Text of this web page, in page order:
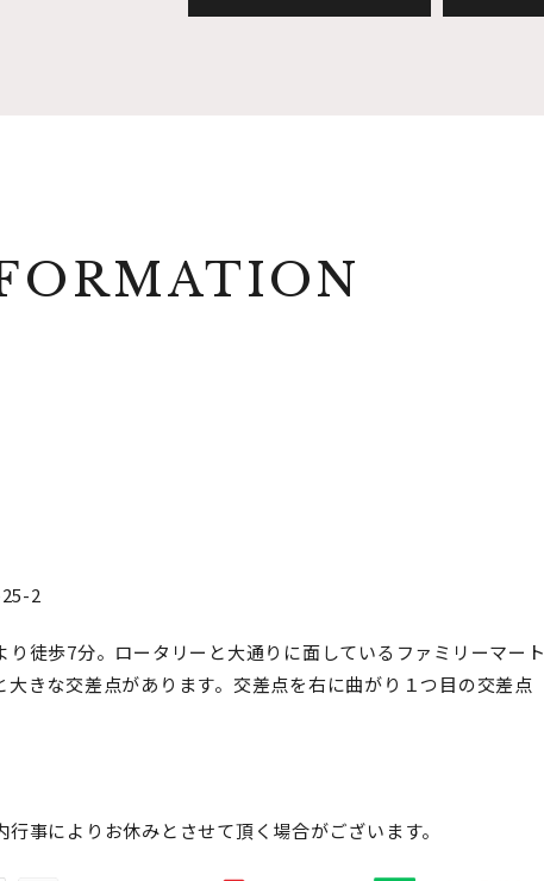
2
徒歩7分。ロータリーと大通りに面しているファミリーマート
きな交差点があります。交差点を右に曲がり１つ目の交差点
事によりお休みとさせて頂く場合がございます。